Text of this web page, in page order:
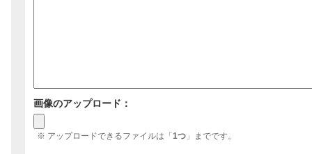
画像のアップロード：
※ アップロードできるファイルは「 1つ 」までです。